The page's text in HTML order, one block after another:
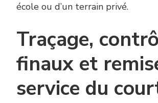
école ou d’un terrain privé.
Traçage,
finaux et
service du